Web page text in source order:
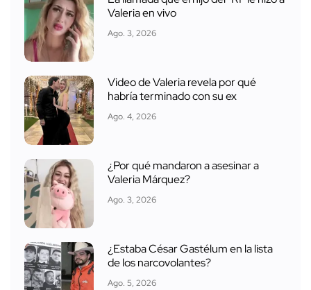
Valeria en vivo
Ago. 3, 2026
Video de Valeria revela por qué
habría terminado con su ex
Ago. 4, 2026
¿Por qué mandaron a asesinar a
Valeria Márquez?
Ago. 3, 2026
¿Estaba César Gastélum en la lista
de los narcovolantes?
Ago. 5, 2026